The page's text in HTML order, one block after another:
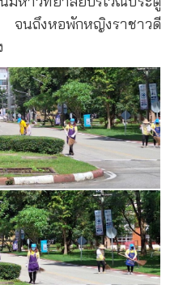
งหอพักหญิงราชาวดี